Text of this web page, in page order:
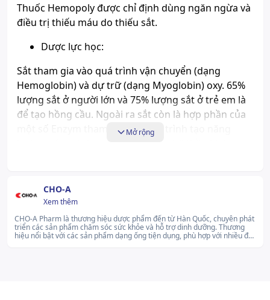
Thuốc Hemopoly được chỉ định dùng ngăn ngừa và
điều trị thiếu máu do thiếu sắt.
Dược lực học:
Sắt tham gia vào quá trình vận chuyển (dạng
Hemoglobin) và dự trữ (dạng Myoglobin) oxy. 65%
lượng sắt ở người lớn và 75% lượng sắt ở trẻ em là
để tạo hồng cầu. Ngoài ra sắt còn là hợp phần của
một số Enzym tham gia vào quá trình tạo năng
Hấp thu
Bình thường sắt được hấp thu ở tá tràng và phần
đầu của hỗng tràng khoảng 5 - 10% lượng uống vào
Mở rộng
CHO-A
Xem thêm
CHO-A Pharm là thương hiệu dược phẩm đến từ Hàn Quốc, chuyên phát
triển các sản phẩm chăm sóc sức khỏe và hỗ trợ dinh dưỡng. Thương
hiệu nổi bật với các sản phẩm dạng ống tiện dụng, phù hợp với nhiều đối